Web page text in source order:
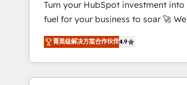
standard • GuardHub: our AI
framework, built on ISO 42001 Ready for the
next step? Click the 👈 '𝗖𝗼𝗻𝘁𝗮𝗰𝘁 𝗯𝘂𝘀𝗶𝗻𝗲𝘀𝘀'
button to get in touch (𝘸𝘦'𝘳𝘦 𝘴𝘶𝘱𝘦𝘳
𝘳𝘦𝘴𝘱𝘰𝘯𝘴𝘪𝘷𝘦)
Turn your HubSpot investment
fuel for your business to soar 🚀 We’re a
team of accredited HubSpot
to help you. We can implement the platform
into complex business
optimise what you've got and
菁英级解决方案合作伙伴4.9